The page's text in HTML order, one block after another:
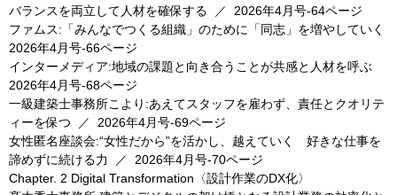
バランスを両立して人材を確保する ／ 2026年4月号-64ページ
ファムス:「みんなでつくる組織」のために「同志」を増やしていく
2026年4月号-66ページ
インターメディア:地域の課題と向き合うことが共感と人材を呼ぶ
2026年4月号-68ページ
一級建築士事務所こより:あえてスタッフを雇わず、責任とクオリテ
ィーを保つ ／ 2026年4月号-69ページ
女性匿名座談会:“女性だから”を活かし、越えていく 好きな仕事を
諦めずに続ける力
／ 2026年4月号-70ページ
Chapter. 2 Digital Transformation〈設計作業のDX化〉